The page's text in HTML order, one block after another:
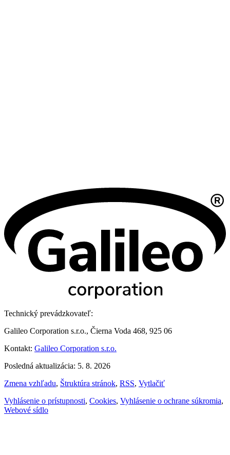
Technický prevádzkovateľ:
Galileo Corporation s.r.o., Čierna Voda 468, 925 06
Kontakt: Galileo Corporation s.r.o.
Posledná aktualizácia: 5. 8. 2026
Zmena vzhľadu, Štruktúra stránok, RSS, Vytlačiť
Vyhlásenie o prístupnosti, Cookies, Vyhlásenie o ochrane súkromia,
Webové sídlo